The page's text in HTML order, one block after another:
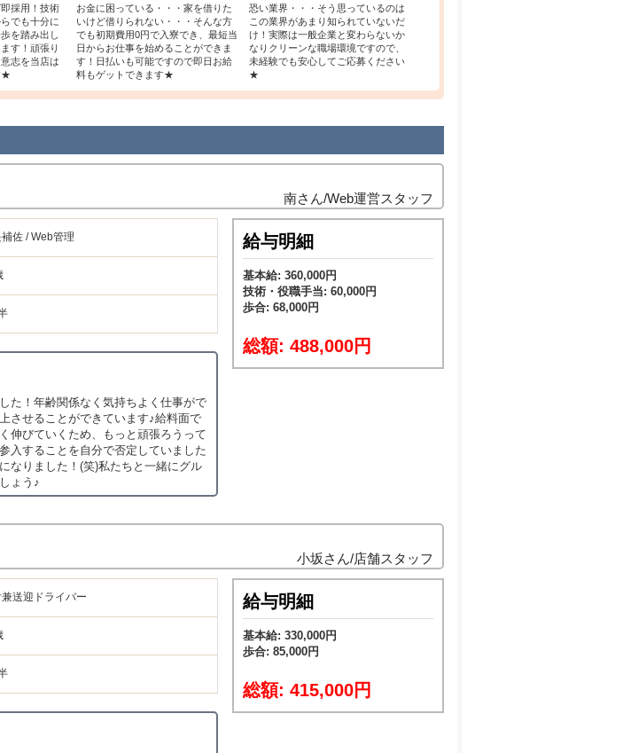
採用！技術
でも十分に
を踏み出し
す！頑張り
志を当店は
★
お金に困っている・・・家を借りた
いけど借りられない・・・そんな方
でも初期費用0円で入寮でき、最短当
日からお仕事を始めることができま
す！日払いも可能ですので即日お給
料もゲットできます★
恐い業界・・・そう思っているのは
この業界があまり知られていないだ
け！実際は一般企業と変わらないか
なりクリーンな職場環境ですので、
未経験でも安心してご応募ください
★
南さん/Web運営スタッフ
補佐 / Web管理
た！年齢関係なく気持ちよく仕事がで
させることができています♪給料面で
伸びていくため、もっと頑張ろうって
入することを自分で否定していました
なりました！(笑)私たちと一緒にグル
ょう♪
給与明細
基本給: 360,000円
技術・役職手当: 60,000円
歩合: 68,000円
総額: 488,000円
小坂さん/店舗スタッフ
送迎ドライバー 給与明細
基本給: 330,000円
歩合: 85,000円
総額: 415,000円